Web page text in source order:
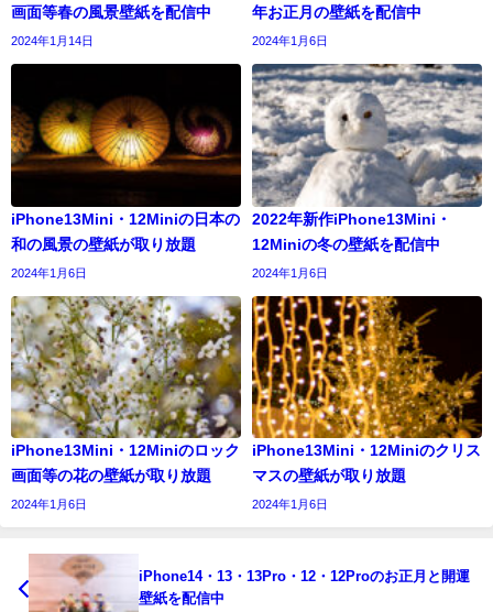
画面等春の風景壁紙を配信中
2024年1月14日
年お正月の壁紙を配信中
2024年1月6日
iPhone13Mini・12Miniの日本の
和の風景の壁紙が取り放題
2024年1月6日
2022年新作iPhone13Mini・
12Miniの冬の壁紙を配信中
2024年1月6日
iPhone13Mini・12Miniのロック
画面等の花の壁紙が取り放題
2024年1月6日
iPhone13Mini・12Miniのクリス
マスの壁紙が取り放題
2024年1月6日
iPhone14・13・13Pro・12・12Proのお正月と開運
壁紙を配信中